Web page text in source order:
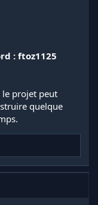
: ftoz1125
le projet peut
quelque